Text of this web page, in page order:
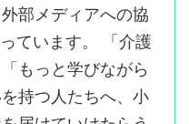
部メディアへの協
ています。 「介護
もっと学びながら
持つ人たちへ、小